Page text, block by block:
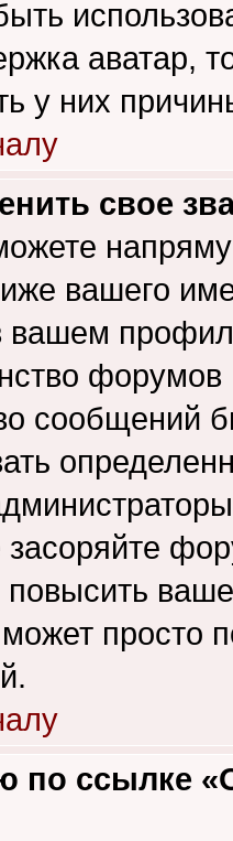
аватар,
у них
свое
вашего
вашем
форумов
сообщений
засоряйте
просто
по ссылке